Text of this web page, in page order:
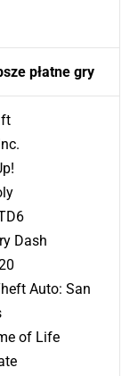
płatne gry
Dash
Auto: San
of Life